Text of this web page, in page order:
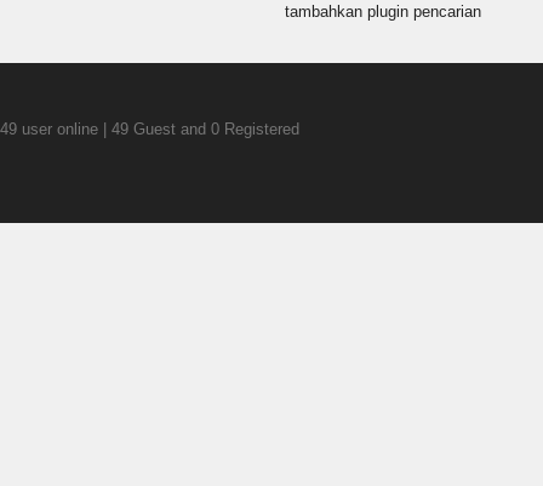
tambahkan plugin pencarian
49 user online | 49 Guest and 0 Registered